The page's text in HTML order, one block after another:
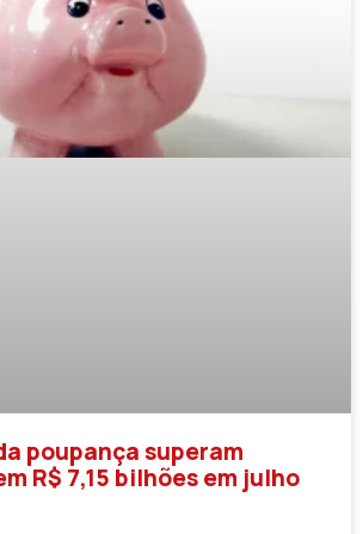
poupança superam
R$ 7,15 bilhões em julho